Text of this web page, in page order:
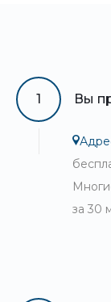
1 Вы
за 30